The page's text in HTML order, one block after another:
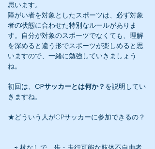
思います。
障がい者を対象としたスポーツは、必ず対象
者の状態に合わせた特別なルールがありま
す。自分が対象のスポーツでなくても、理解
を深めると違う形でスポーツが楽しめると思
いますので、一緒に勉強していきましょう
ね。
初回は、 CPサッカーとは何か？ を説明してい
きますね。
★どういう人がCPサッカーに参加できるの？